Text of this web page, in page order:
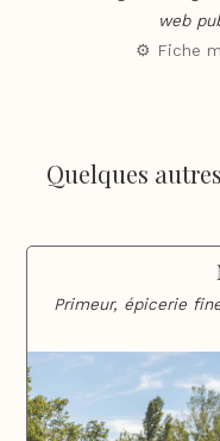
web
⚙️ Fiche
Quelques autres
Primeur, épicerie